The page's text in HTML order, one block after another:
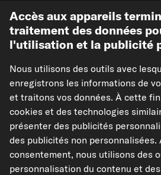
Vérifier la compatibilité
Choisissez un véhicule
Ajouter
Dans mes
Voir l'article
Caractéristiques de l'article
Accès aux appareils
traitement des données
l'utilisation et la publicité
Nous utilisons des outils avec
enregistrons les informations de
et traitons vos données. À cette
cookies et des technologies
présenter des publicités
des publicités non personnalisées.
consentement, nous utilisons des
personnalisation du contenu et